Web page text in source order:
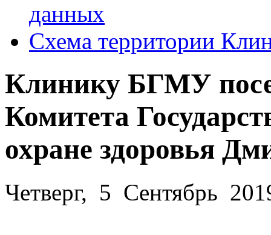
данных
Схема территории
Клинику БГМУ
Комитета
охране здоровья
Четверг, 5 Сентябрь